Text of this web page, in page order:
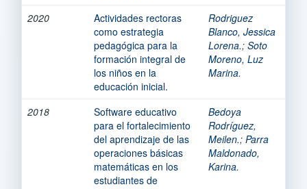
2020
Actividades rectoras
como estrategia
pedagógica para la
formación integral de
los niños en la
educación inicial.
Rodriguez
Blanco, Jessica
Lorena.; Soto
Moreno, Luz
Marina.
2018
Software educativo
para el fortalecimiento
del aprendizaje de las
operaciones básicas
matemáticas en los
estudiantes de
Bedoya
Rodríguez,
Meilen.; Parra
Maldonado,
Karina.